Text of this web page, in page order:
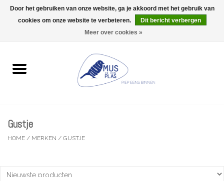
0 Artikelen - €0,00
Wenskaarten
Lifestyle
Gustje
HOME / MERKEN / GUSTJE
Door het gebruiken van onze website, ga je akkoord met het gebruik van
cookies om onze website te verbeteren.
Dit bericht verbergen
Meer over cookies »
Wij zijn uitzonderlijk gesloten op Do 13/08